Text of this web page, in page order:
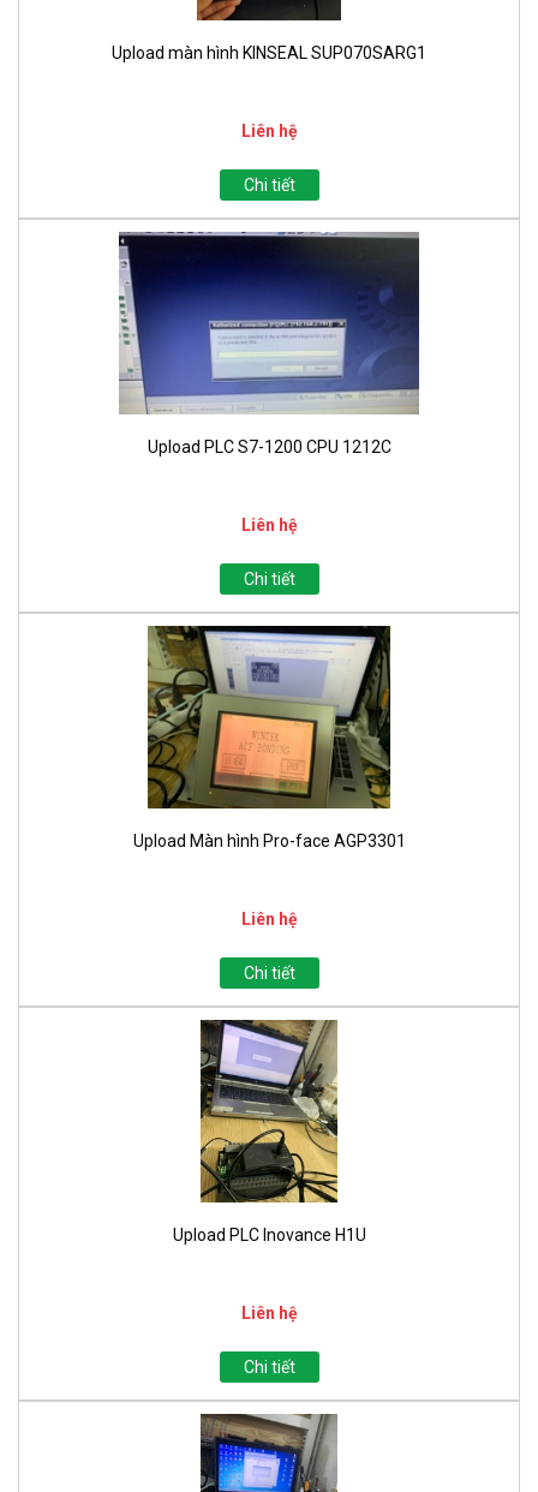
Upload màn hình KINSEAL SUP070SARG1
Liên hệ
Chi tiết
Upload PLC S7-1200 CPU 1212C
Liên hệ
Chi tiết
Upload Màn hình Pro-face AGP3301
Liên hệ
Chi tiết
Upload PLC Inovance H1U
Liên hệ
Chi tiết